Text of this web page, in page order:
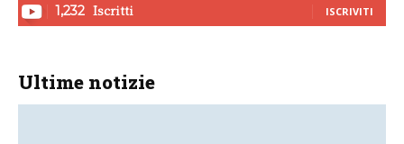
1,232 Iscritti ISCRIVITI
Ultime notizie